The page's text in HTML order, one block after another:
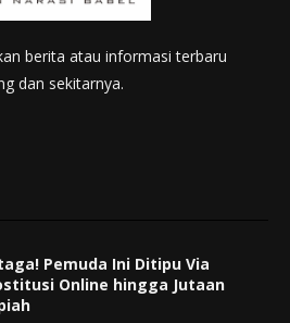
berita atau informasi terbaru
dan sekitarnya.
Pemuda Ini Ditipu Via
Online hingga Jutaan